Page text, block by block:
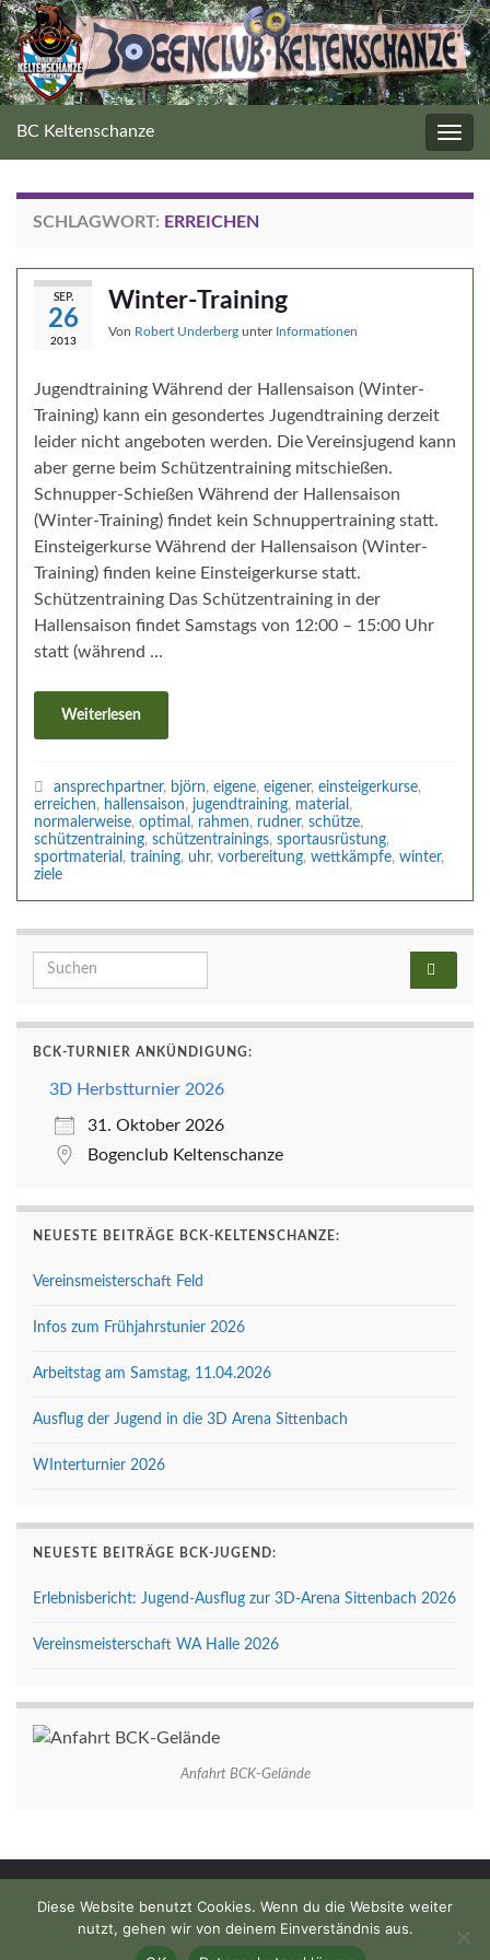
BC Keltenschanze
SCHLAGWORT: ERREICHEN
SEP.
26
2013
Winter-Training
Von Robert Underberg unter Informationen
Jugendtraining Während der Hallensaison (Winter-
Training) kann ein gesondertes Jugendtraining derzeit
leider nicht angeboten werden. Die Vereinsjugend kann
aber gerne beim Schützentraining mitschießen.
Schnupper-Schießen Während der Hallensaison
(Winter-Training) findet kein Schnuppertraining statt.
Einsteigerkurse Während der Hallensaison (Winter-
Training) finden keine Einsteigerkurse statt.
Schützentraining Das Schützentraining in der
Hallensaison findet Samstags von 12:00 – 15:00 Uhr
statt (während …
Weiterlesen
ansprechpartner, björn, eigene, eigener, einsteigerkurse,
erreichen, hallensaison, jugendtraining, material ,
normalerweise, optimal , rahmen, rudner, schütze,
schützentraining, schützentrainings, sportausrüstung,
sportmaterial , training, uhr, vorbereitung, wettkämpfe, winter,
ziele
Search for:
BCK-TURNIER ANKÜNDIGUNG:
3D Herbstturnier 2026
31. Oktober 2026
Bogenclub Keltenschanze
NEUESTE BEITRÄGE BCK-KELTENSCHANZE:
Vereinsmeisterschaft Feld
Infos zum Frühjahrstunier 2026
Arbeitstag am Samstag, 11.04.2026
Ausflug der Jugend in die 3D Arena Sittenbach
WInterturnier 2026
NEUESTE BEITRÄGE BCK-JUGEND:
Erlebnisbericht: Jugend-Ausflug zur 3D-Arena Sittenbach 2026
Vereinsmeisterschaft WA Halle 2026
Anfahrt BCK-Gelände
Impressum Datenschutzerklärung Anfahrt Kontakt
© 1958 - 2026 BC Keltenschanze
Diese Website benutzt Cookies. Wenn du die Website weiter
nutzt, gehen wir von deinem Einverständnis aus.